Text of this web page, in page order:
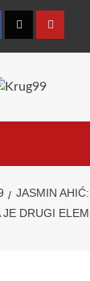
TwitterYouTube
JASMIN
JE DRUGI